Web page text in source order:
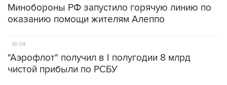
Минобороны РФ запустило горячую линию по
оказанию помощи жителям Алеппо
18:04
"Аэрофлот" получил в I полугодии 8 млрд
чистой прибыли по РСБУ